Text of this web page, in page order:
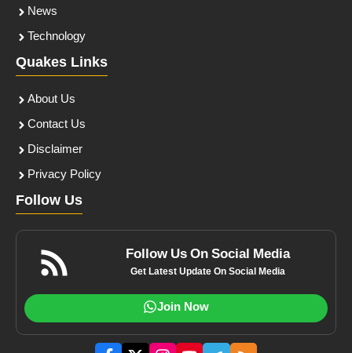
News
Technology
Quakes Links
About Us
Contact Us
Disclaimer
Privacy Policy
Follow Us
Follow Us On Social Media
Get Latest Update On Social Media
Join Now